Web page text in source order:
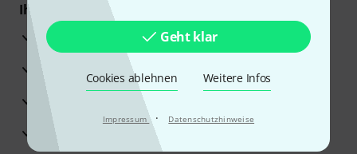
Geht klar
Cookies ablehnen Weitere Infos
Impressum · Datenschutzhinweise
Ihre Vorteile
3 Jahre Thomann Garantie
30 Tage Money-Back-Garantie
Beratung durch Fachexperten